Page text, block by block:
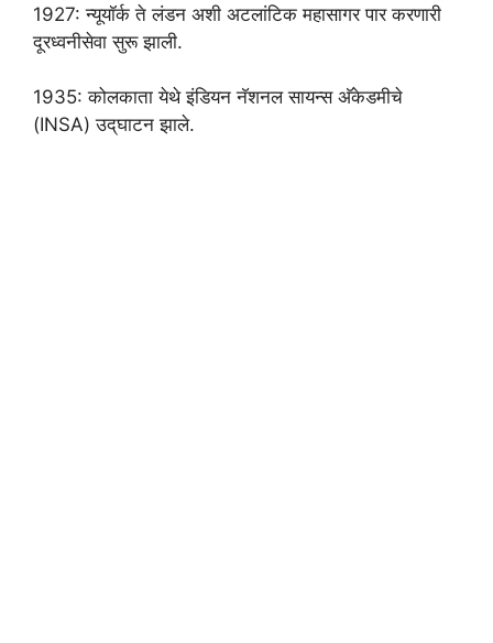
1927: न्यूयॉर्क ते लंडन अशी अटलांटिक महासागर पार करणारी
दूरध्वनीसेवा सुरू झाली.
1935: कोलकाता येथे इंडियन नॅशनल सायन्स अ‍ॅकेडमीचे
(INSA) उद्‌घाटन झाले.